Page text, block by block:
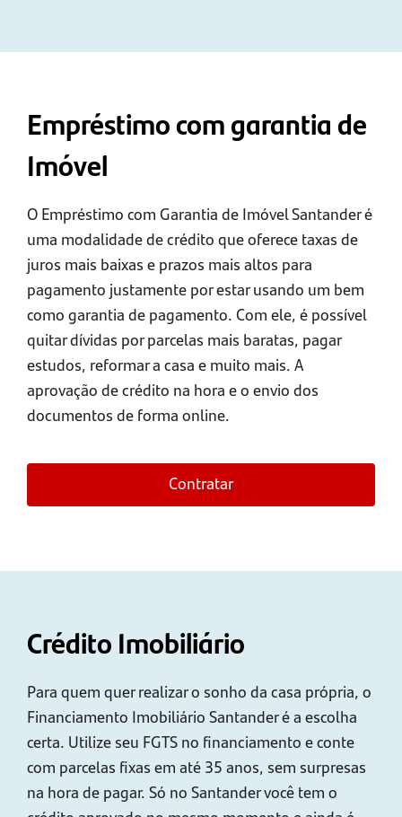
Empréstimo com garantia de
Imóvel
O Empréstimo com Garantia de Imóvel Santander é
uma modalidade de crédito que oferece taxas de
juros mais baixas e prazos mais altos para
pagamento justamente por estar usando um bem
como garantia de pagamento. Com ele, é possível
quitar dívidas por parcelas mais baratas, pagar
estudos, reformar a casa e muito mais. A
aprovação de crédito na hora e o envio dos
documentos de forma online.
Contratar
Crédito Imobiliário
Para quem quer realizar o sonho da casa própria, o
Financiamento Imobiliário Santander é a escolha
certa. Utilize seu FGTS no financiamento e conte
com parcelas fixas em até 35 anos, sem surpresas
na hora de pagar. Só no Santander você tem o